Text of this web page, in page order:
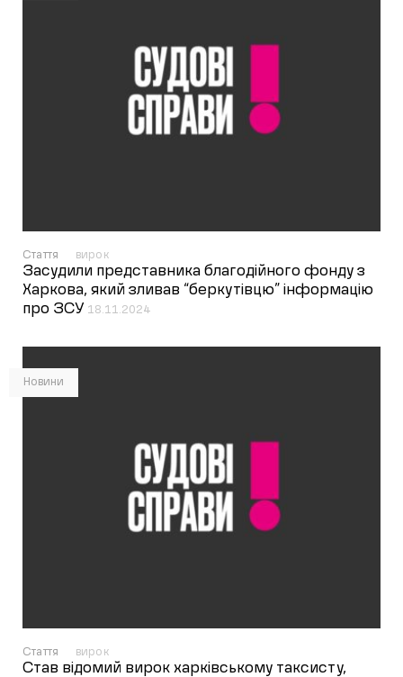
Стаття вирок
Засудили представника благодійного фонду з
Харкова, який зливав “беркутівцю” інформацію
про ЗСУ 18.11.2024
Новини
Стаття вирок
Став відомий вирок харківському таксисту,